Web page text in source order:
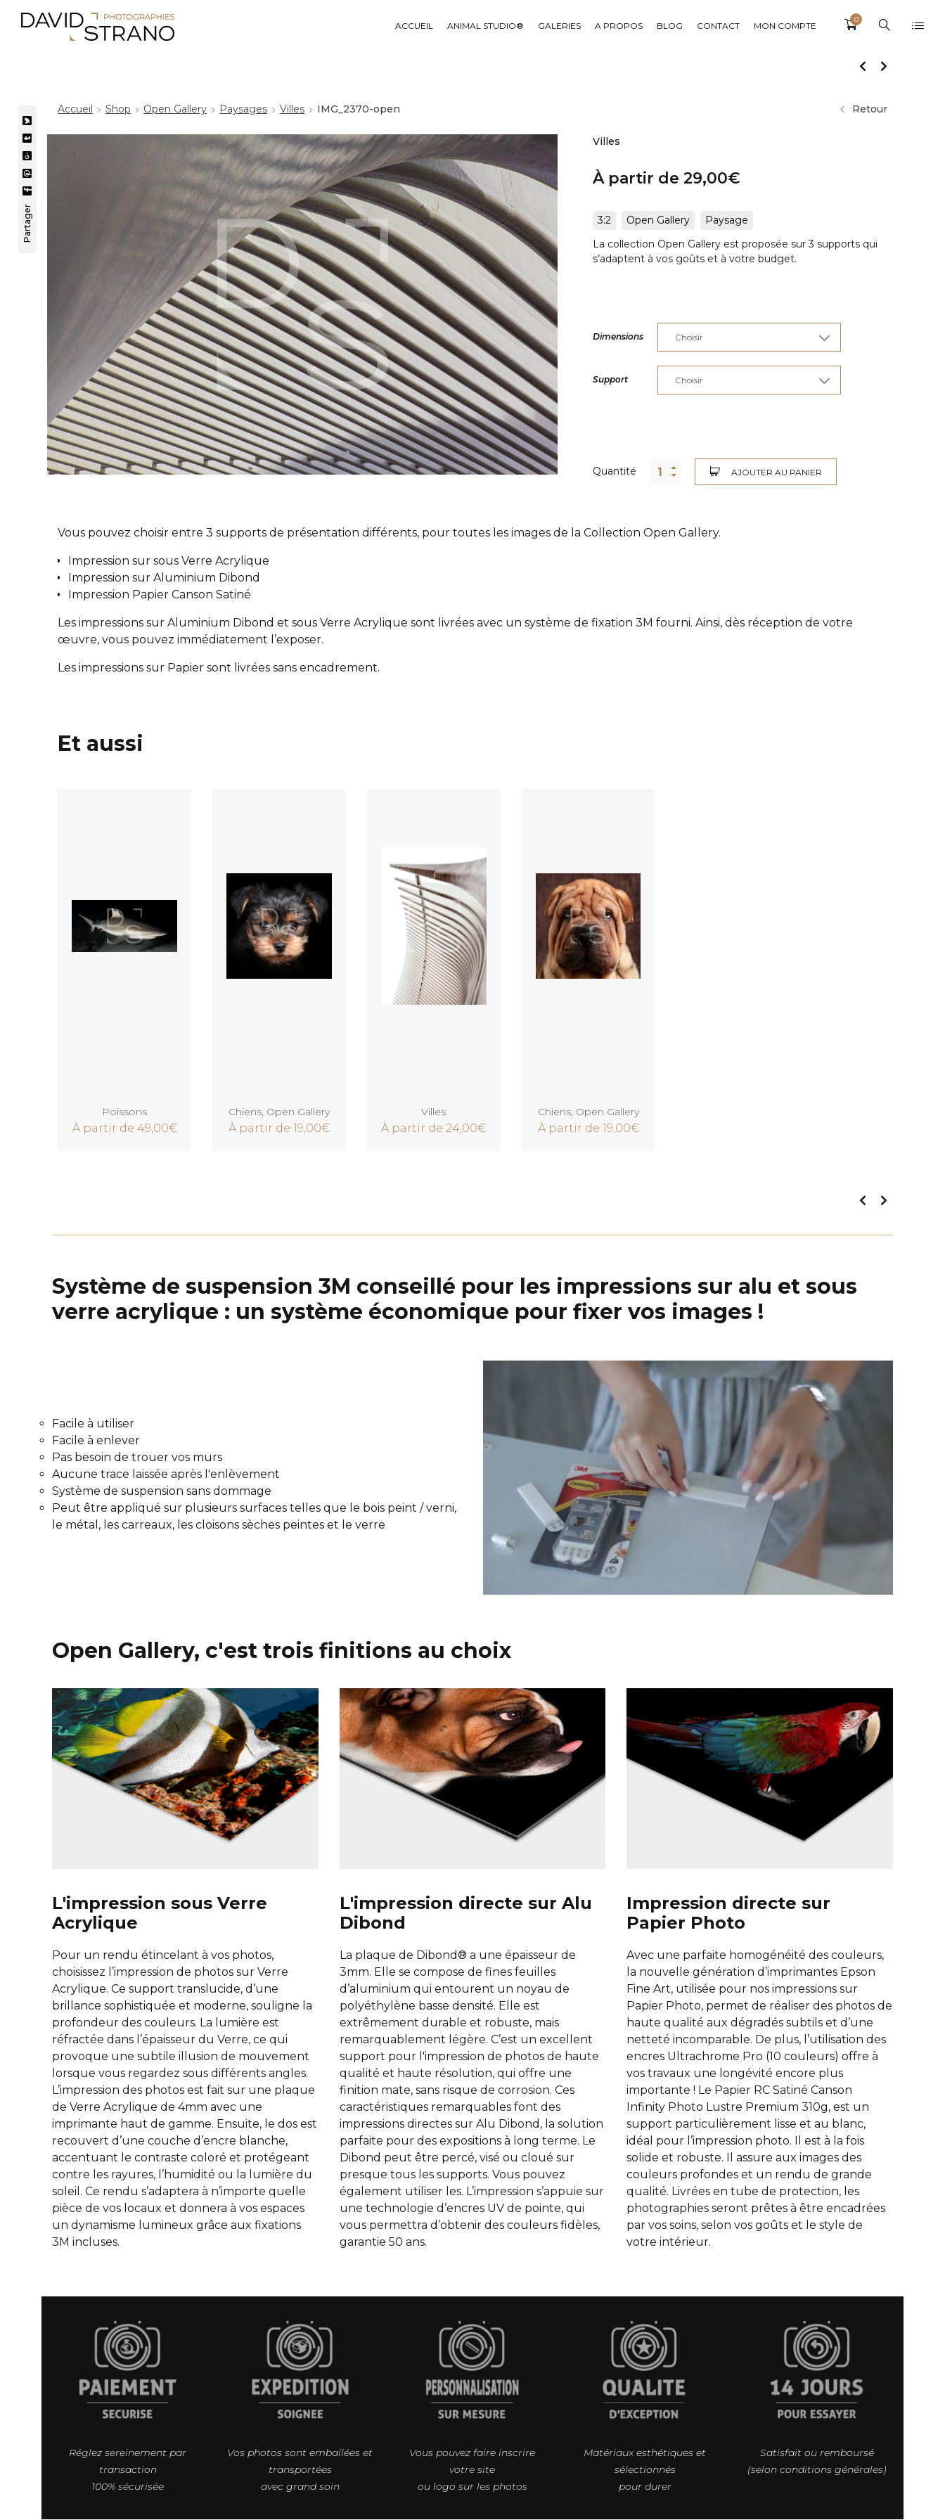
ACCUEIL ANIMAL STUDIO® GALERIES A PROPOS BLOG CONTACT MON COMPTE
0
Partager
Accueil Shop Open Gallery Paysages Villes IMG_2370-open Retour
Villes
À partir de 29,00€
3:2 Open Gallery
Paysage
La collection Open Gallery est proposée sur 3 supports qui
s’adaptent à vos goûts et à votre budget.
Dimensions
Support
Quantité AJOUTER AU PANIER
Vous pouvez choisir entre 3 supports de présentation différents, pour toutes les images de la Collection Open Gallery.
Impression sur sous Verre Acrylique
Impression sur Aluminium Dibond
Impression Papier Canson Satiné
Les impressions sur Aluminium Dibond et sous Verre Acrylique sont livrées avec un système de fixation 3M fourni. Ainsi, dès réception de votre
œuvre, vous pouvez immédiatement l’exposer.
Les impressions sur Papier sont livrées sans encadrement.
Et aussi
Poissons
À partir de 49,00€
Chiens, Open Gallery
À partir de 19,00€
Villes
À partir de24,00€
Chiens, Open Gallery
À partir de 19,00€
Système de suspension 3M conseillé pour les impressions sur alu et sous
verre acrylique : un système économique pour fixer vos images !
Facile à utiliser
Facile à enlever
Pas besoin de trouer vos murs
Aucune trace laissée après l'enlèvement
Système de suspension sans dommage
Peut être appliqué sur plusieurs surfaces telles que le bois peint / verni,
le métal, les carreaux, les cloisons sèches peintes et le verre
Open Gallery, c'est trois finitions au choix
L'impression sous Verre
Acrylique
Pour un rendu étincelant à vos photos,
choisissez l’impression de photos sur Verre
Acrylique. Ce support translucide, d’une
brillance sophistiquée et moderne, souligne la
profondeur des couleurs. La lumière est
réfractée dans l’épaisseur du Verre, ce qui
provoque une subtile illusion de mouvement
lorsque vous regardez sous différents angles.
L’impression des photos est fait sur une plaque
de Verre Acrylique de 4mm avec une
imprimante haut de gamme. Ensuite, le dos est
recouvert d’une couche d’encre blanche,
accentuant le contraste coloré et protégeant
contre les rayures, l’humidité ou la lumière du
soleil. Ce rendu s’adaptera à n’importe quelle
pièce de vos locaux et donnera à vos espaces
un dynamisme lumineux grâce aux fixations
3M incluses.
L'impression directe sur Alu
Dibond
La plaque de Dibond® a une épaisseur de
3mm. Elle se compose de fines feuilles
d’aluminium qui entourent un noyau de
polyéthylène basse densité. Elle est
extrêmement durable et robuste, mais
remarquablement légère. C’est un excellent
support pour l'impression de photos de haute
qualité et haute résolution, qui offre une
finition mate, sans risque de corrosion. Ces
caractéristiques remarquables font des
impressions directes sur Alu Dibond, la solution
parfaite pour des expositions à long terme. Le
Dibond peut être percé, visé ou cloué sur
presque tous les supports. Vous pouvez
également utiliser les. L’impression s’appuie sur
une technologie d’encres UV de pointe, qui
vous permettra d’obtenir des couleurs fidèles,
garantie 50 ans.
Impression directe sur
Papier Photo
Avec une parfaite homogénéité des couleurs,
la nouvelle génération d’imprimantes Epson
Fine Art, utilisée pour nos impressions sur
Papier Photo, permet de réaliser des photos de
haute qualité aux dégradés subtils et d’une
netteté incomparable. De plus, l’utilisation des
encres Ultrachrome Pro (10 couleurs) offre à
vos travaux une longévité encore plus
importante ! Le Papier RC Satiné Canson
Infinity Photo Lustre Premium 310g, est un
support particulièrement lisse et au blanc,
idéal pour l’impression photo. Il est à la fois
solide et robuste. Il assure aux images des
couleurs profondes et un rendu de grande
qualité. Livrées en tube de protection, les
photographies seront prêtes à être encadrées
par vos soins, selon vos goûts et le style de
votre intérieur.
Réglez sereinement par
transaction
100% sécurisée
Vos photos sont emballées et
transportées
avec grand soin
Vous pouvez faire inscrire
votre site
ou logo sur les photos
Matériaux esthétiques et
sélectionnés
pour durer
Satisfait ou remboursé
(selon conditions générales)